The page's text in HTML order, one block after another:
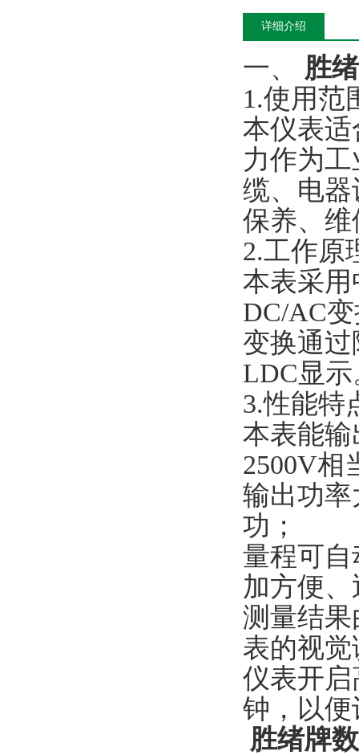
详细介绍
一、 胜
1.使用范
本仪表
力作为
缆、电
保养、
2.工作原
本表采
DC/AC
变换通
LDC显示
3.性能特
本表能输
2500V相
输出功
功；
量程可
加方便
测量结
表的视
仪表开
钟，以便
胜绪牌